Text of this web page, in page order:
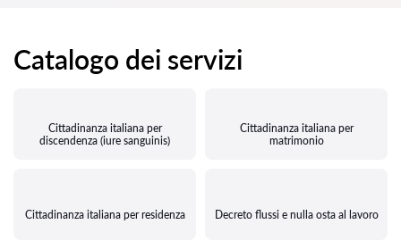
Catalogo dei servizi
Cittadinanza italiana per
discendenza (iure sanguinis)
Cittadinanza italiana per
matrimonio
Cittadinanza italiana per residenza Decreto flussi e nulla osta al lavoro